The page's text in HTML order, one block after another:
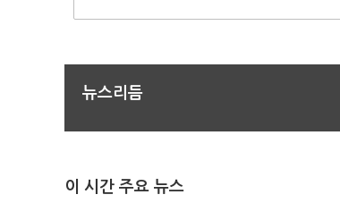
뉴스리듬
이 시간 주요 뉴스